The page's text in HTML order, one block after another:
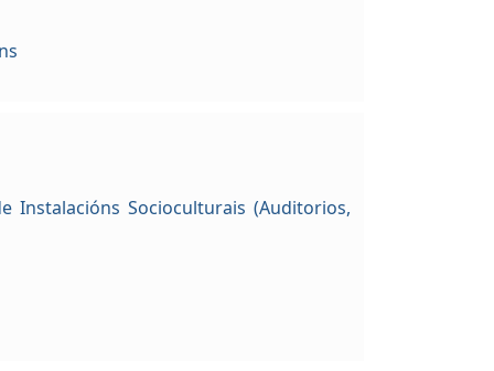
Instalacións Socioculturais (Auditorios,